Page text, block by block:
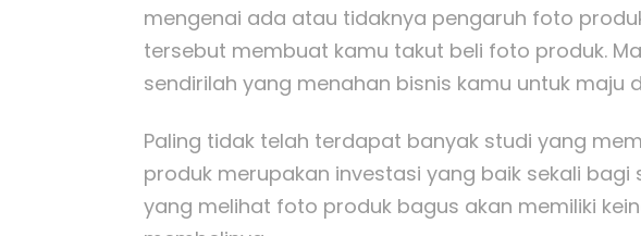
mengenai ada atau tidaknya pengaruh foto
tersebut membuat kamu takut beli foto produk.
sendirilah yang menahan bisnis kamu untuk maju
Paling tidak telah terdapat banyak studi yang
produk merupakan investasi yang baik sekali bagi
yang melihat foto produk bagus akan memiliki